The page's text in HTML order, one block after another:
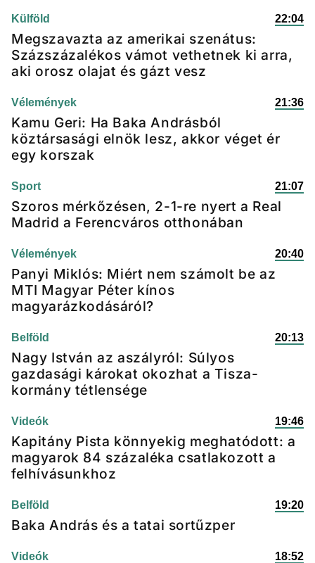
Külföld 22:04
Megszavazta az amerikai szenátus:
Százszázalékos vámot vethetnek ki arra,
aki orosz olajat és gázt vesz
Vélemények 21:36
Kamu Geri: Ha Baka Andrásból
köztársasági elnök lesz, akkor véget ér
egy korszak
Sport 21:07
Szoros mérkőzésen, 2-1-re nyert a Real
Madrid a Ferencváros otthonában
Vélemények 20:40
Panyi Miklós: Miért nem számolt be az
MTI Magyar Péter kínos
magyarázkodásáról?
Belföld 20:13
Nagy István az aszályról: Súlyos
gazdasági károkat okozhat a Tisza-
kormány tétlensége
Videók 19:46
Kapitány Pista könnyekig meghatódott: a
magyarok 84 százaléka csatlakozott a
felhívásunkhoz
Belföld 19:20
Baka András és a tatai sortűzper
Videók 18:52